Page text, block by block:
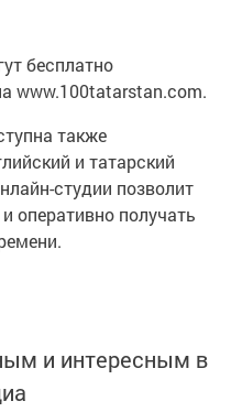
бесплатно
www.100tatarstan.com.
также
и татарский
студии позволит
оперативно получать
и интересным в